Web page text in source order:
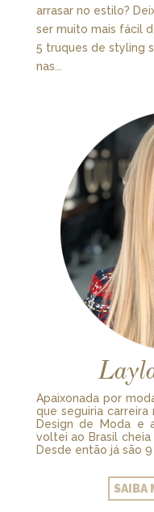
arrasar no estilo?
ser muito mais fácil
5 truques de styling
nas...
Apaixonada por
que seguiria carreira
Design de Moda e
voltei ao Brasil
Desde então já são
SAIBA